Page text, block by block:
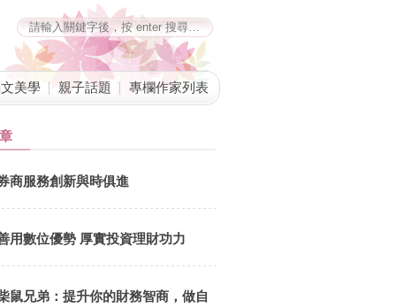
美學 親子話題 專欄作家列表
商服務創新與時俱進
用數位優勢 厚實投資理財功力
鼠兄弟：提升你的財務智商，做自